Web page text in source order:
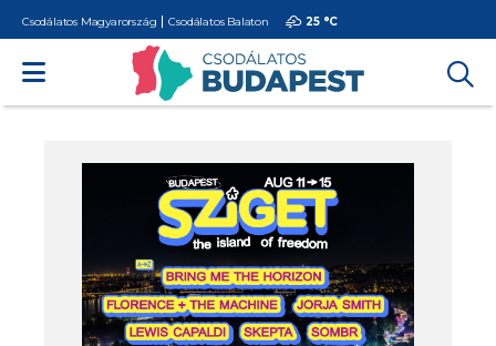
Csodálatos Magyarország Csodálatos Balaton 25 °C